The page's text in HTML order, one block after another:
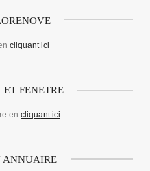
cliquant ici
ET FENETRE
en cliquant ici
ANNUAIRE